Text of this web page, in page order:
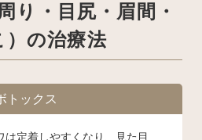
り・目尻・眉間・
）の治療法
トックス
は定着しやすくなり、見た目